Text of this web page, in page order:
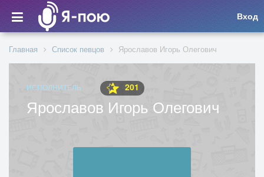
Вход
Главная Список певцов Ярославов Игорь Олегович
ИСПОЛНИТЕЛЬ 201
Ярославов Игорь Олегович